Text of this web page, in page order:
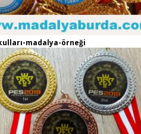
madalya-örneği